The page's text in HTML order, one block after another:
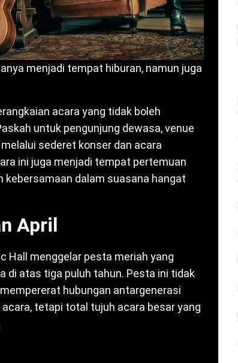
menjadi tempat hiburan, namun juga
acara yang tidak boleh
untuk pengunjung dewasa, venue
sederet konser dan acara
ini juga menjadi tempat pertemuan
kebersamaan dalam suasana hangat
April
Hall menggelar pesta meriah yang
di atas tiga puluh tahun. Pesta ini tidak
hubungan antargenerasi
tetapi total tujuh acara besar yang